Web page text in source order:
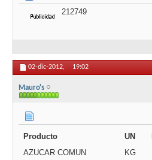
212749
02-dic-2012, 19:02
Mauro's
Producto UN
AZUCAR COMUN
KG